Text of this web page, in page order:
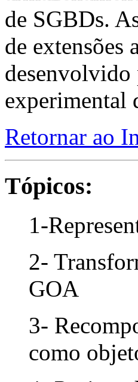
de SGBDs.
de extensões
desenvolvido
experimental
Retornar ao
Tópicos:
1-
2-
GOA
3-
como